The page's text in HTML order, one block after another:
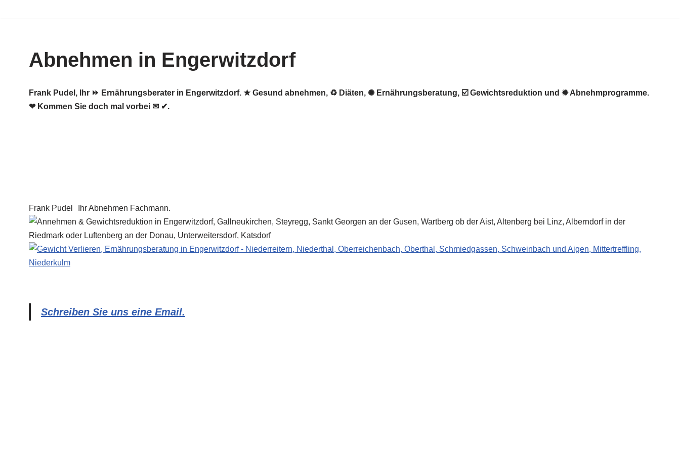
springenAbnehmen in Engerwitzdorf
Frank Pudel, Ihr ⏩ Ernährungsberater in Engerwitzdorf. ★ Gesund abnehmen, ♻ Diäten, ✺ Ernährungsberatung, ☑️ Gewichtsreduktion und ✹ Abnehmprogramme.
❤ Kommen Sie doch mal vorbei ✉ ✔.
Frank Pudel Ihr Abnehmen Fachmann.
Schreiben Sie uns eine Email.